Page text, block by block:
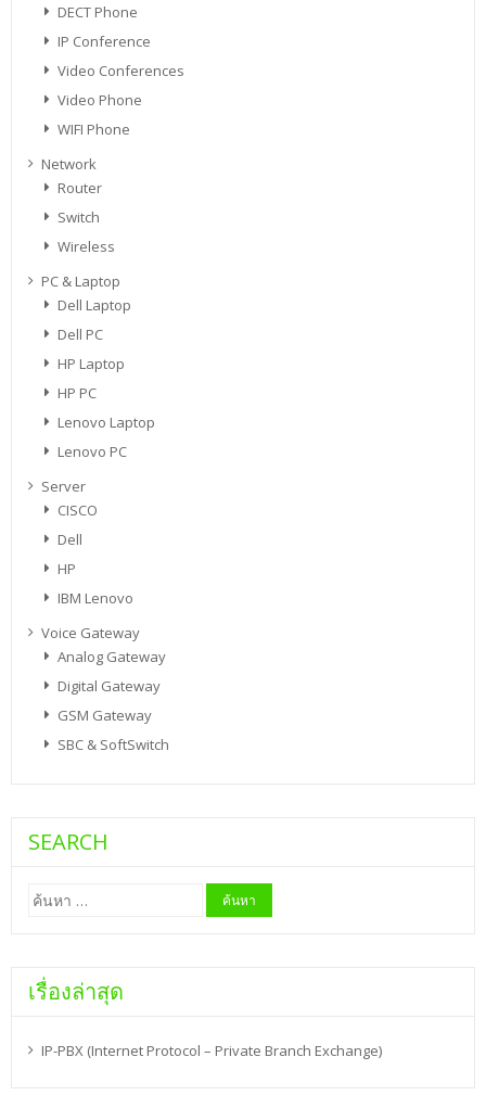
DECT Phone
IP Conference
Video Conferences
Video Phone
WIFI Phone
Network
Router
Switch
Wireless
PC & Laptop
Dell Laptop
Dell PC
HP Laptop
HP PC
Lenovo Laptop
Lenovo PC
Server
CISCO
Dell
HP
IBM Lenovo
Voice Gateway
Analog Gateway
Digital Gateway
GSM Gateway
SBC & SoftSwitch
SEARCH
ค้นหา
สำหรับ:
เรื่องล่าสุด
IP-PBX (Internet Protocol – Private Branch Exchange)